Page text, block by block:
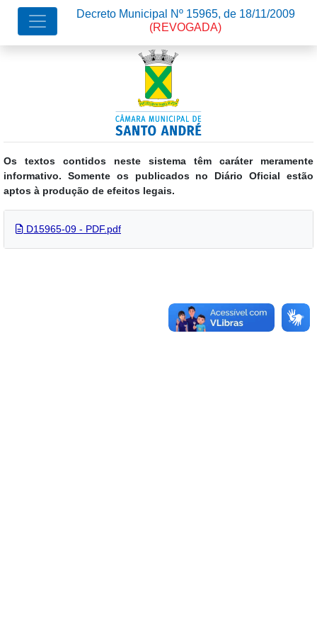
Os textos contidos neste sistema têm caráter meramente
informativo. Somente os publicados no Diário Oficial estão
aptos à produção de efeitos legais.
Decreto Municipal Nº 15965, de 18/11/2009
(REVOGADA)
D15965-09 - PDF.pdf